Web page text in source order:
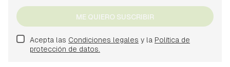
ME QUIERO SUSCRIBIR
Acepta las Condiciones legales y la Política de
protección de datos.